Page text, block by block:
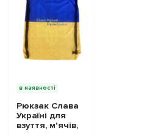
в наявності
Рюкзак Слава
Україні для
взуття, м'ячів,